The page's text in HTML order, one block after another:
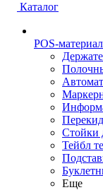
Каталог
POS-
Стойки
Тейбл
Еще